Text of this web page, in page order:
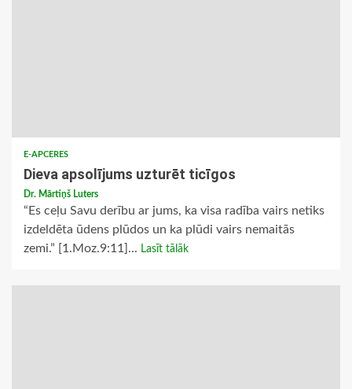
E-APCERES
Dieva apsolījums uzturēt ticīgos
Dr. Mārtiņš Luters
“Es ceļu Savu derību ar jums, ka visa radība vairs netiks
izdeldēta ūdens plūdos un ka plūdi vairs nemaitās
zemi.” [1.Moz.9:11]... Lasīt tālāk